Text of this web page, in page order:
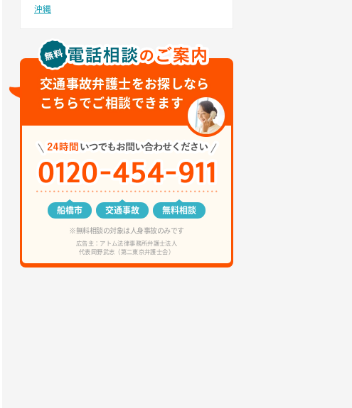
沖縄
交通事故弁護士をお探しなら
こちらでご相談できます
船橋市 交通事故 無料相談
※無料相談の対象は人身事故のみです
広告主：アトム法律事務所弁護士法人
代表岡野武志（第二東京弁護士会）